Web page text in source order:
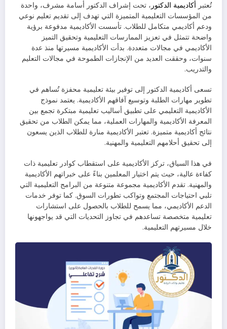
تُعتبر أكاديمية الدكتور ، تحت إشراف الدكتور أسامة مشرف، واحدة
من المؤسسات التعليمية المتميزة التي تهدف إلى تقديم تعليم نوعي
ودعم أكاديمي متكامل للطلاب. تأسست الأكاديمية مدفوعة برؤية
واضحة تتمثل في تعزيز الممارسات التعليمية وتحقيق التميز
الأكاديمي في مجالات متعددة. بدأت الأكاديمية مسيرتها منذ عدة
سنوات، وحققت العديد من الإنجازات الطموحة في مجالات التعليم
والتدريب.
تسعى أكاديمية الدكتور إلى توفير بيئة تعليمية محفزة تُساهم في
تطوير مهارات الطلبة وتوسيع آفاقهم الأكاديمية. يعتمد نموذج
الأكاديمية التعليمي على تطبيق أساليب تعليمية مبتكرة تجمع بين
المعرفة الأكاديمية والمهارات العملية، مما يمكن الطلاب من تحقيق
نتائج أكاديمية متميزة. تعتبر الأكاديمية منارة للطلاب الذين يسعون
إلى تحقيق أحلامهم التعليمية والمهنية.
في هذا السياق، تركز الأكاديمية على استقطاب كوادر تعليمية ذات
كفاءة عالية، حيث يتم اختيار المعلمين بناءً على خبراتهم الأكاديمية
والمهنية. تقدم الأكاديمية مجموعة متنوعة من البرامج التعليمية التي
تلبي احتياجات المجتمع وتواكب تطورات السوق. كما توفر خدمات
الدعم الأكاديمي، مما يسمح للطلاب بالحصول على استشارات
تعليمية متخصصة تساعدهم في تجاوز التحديات التي قد يواجهونها
خلال مسيرتهم التعليمية.